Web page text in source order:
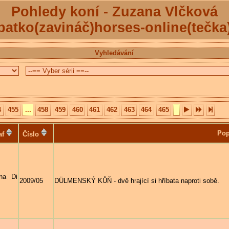
Pohledy koní - Zuzana Vlčková
Vyhledávání
455 ... 458 459 460 461 462 463 464 465
Číslo
Di
2009/05 DÜLMENSKÝ KŮŇ - dvě hrající si hříbata naproti sobě.